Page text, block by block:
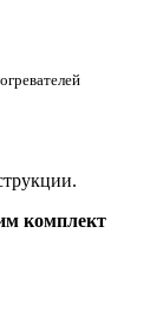
комплект